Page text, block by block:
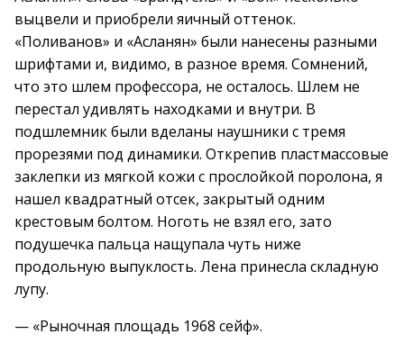
выцвели и приобрели яичный оттенок.
«Поливанов» и «Асланян» были нанесены разными
шрифтами и, видимо, в разное время. Сомнений,
что это шлем профессора, не осталось. Шлем не
перестал удивлять находками и внутри. В
подшлемник были вделаны наушники с тремя
прорезями под динамики. Открепив пластмассовые
заклепки из мягкой кожи с прослойкой поролона, я
нашел квадратный отсек, закрытый одним
крестовым болтом. Ноготь не взял его, зато
подушечка пальца нащупала чуть ниже
продольную выпуклость. Лена принесла складную
лупу.
— «Рыночная площадь 1968 сейф».